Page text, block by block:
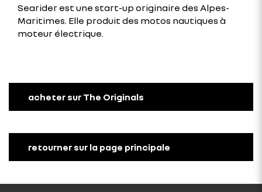
Searider est une start-up originaire des Alpes-
Maritimes. Elle produit des motos nautiques à
moteur électrique.
acheter sur The Originals
retourner sur la page principale